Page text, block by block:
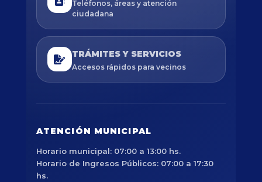
Teléfonos, áreas y atención
ciudadana
TRÁMITES Y SERVICIOS
Accesos rápidos para vecinos
ATENCIÓN MUNICIPAL
Horario municipal: 07:00 a 13:00 hs.
Horario de Ingresos Públicos: 07:00 a 17:30
hs.